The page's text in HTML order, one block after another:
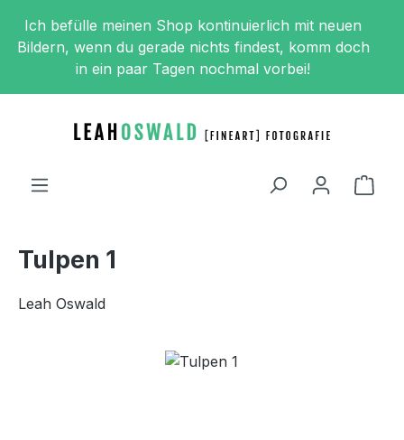
Zum Hauptinhalt springen
Ich befülle meinen Shop kontinuierlich mit neuen
Bildern, wenn du gerade nichts findest, komm doch
in ein paar Tagen nochmal vorbei!
Tulpen 1
Leah Oswald
Bildergalerie überspringen